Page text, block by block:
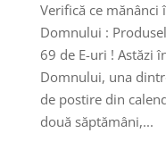
Verifică ce
Domnului :
69 de E-uri ! Astăzi
Domnului, una
de postire din
două săptămâni,...